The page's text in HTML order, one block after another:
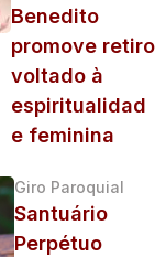
Benedito
promove retiro
voltado à
espiritualidad
e feminina
Giro Paroquial
Santuário
Perpétuo